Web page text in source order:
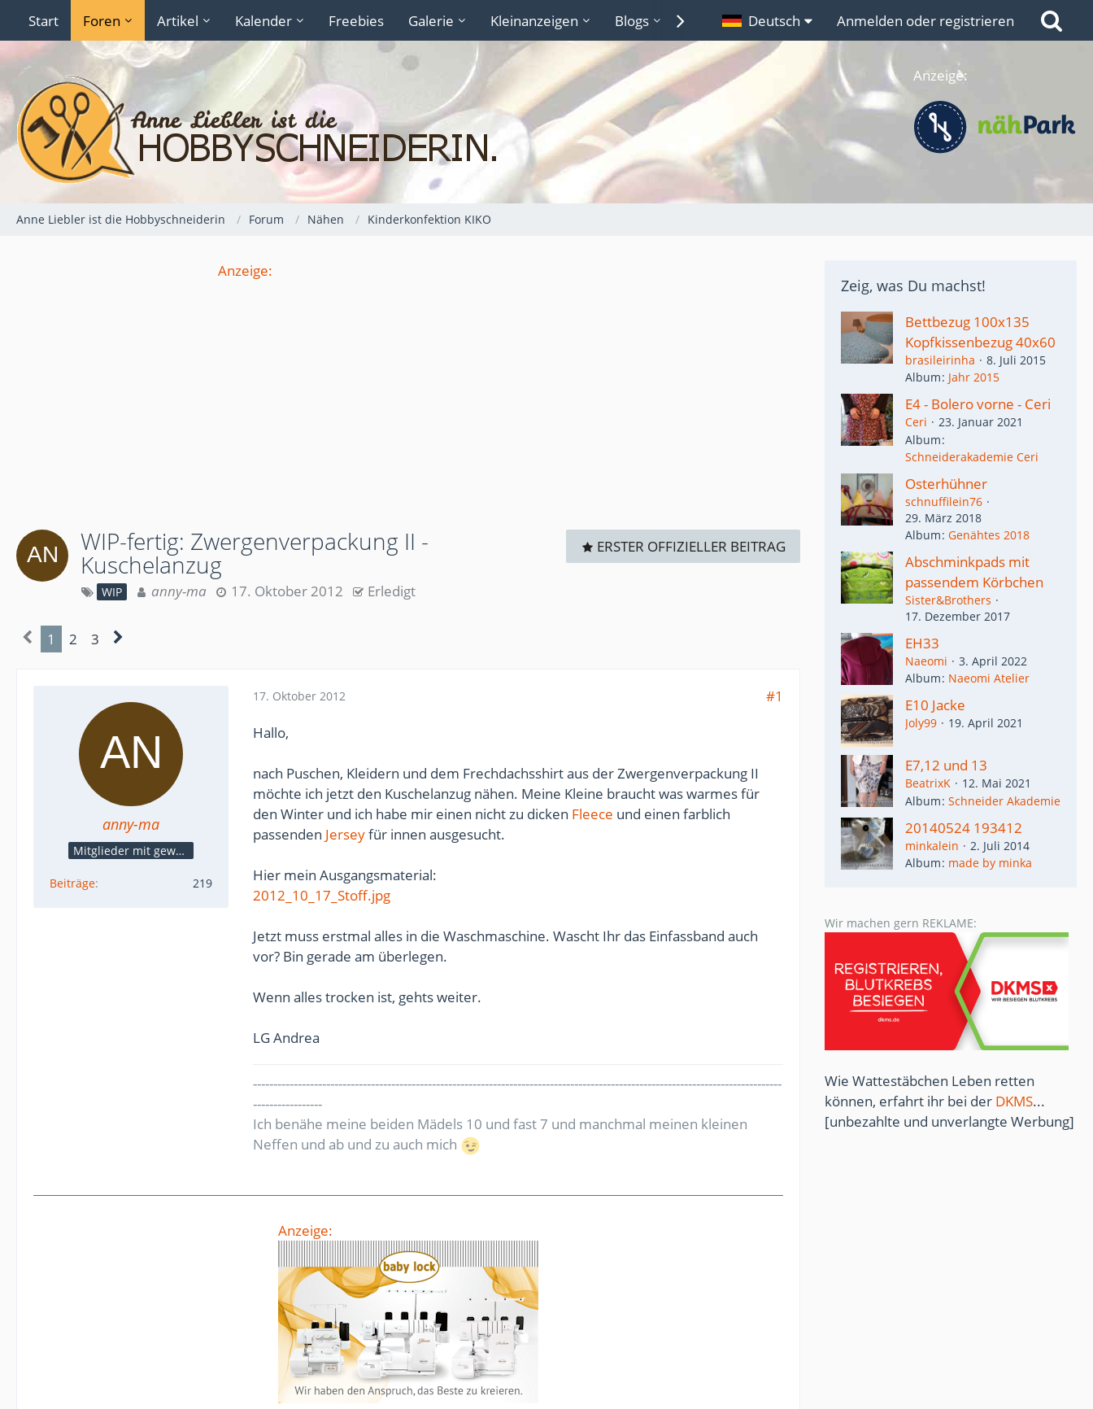
Start Foren Artikel Kalender Freebies Galerie Kleinanzeigen Blogs Lexikon Links
Deutsch Anmelden oder registrieren
Anzeige:
Anne Liebler ist die Hobbyschneiderin Forum Nähen Kinderkonfektion KIKO
Anzeige:
WIP-fertig: Zwergenverpackung II -
Kuschelanzug
WIP anny-ma 17. Oktober 2012 Erledigt
ERSTER OFFIZIELLER BEITRAG
1 2 3
anny-ma
Mitglieder mit gewerblicher Verbindung, auch als Mitarbeiter/in
Beiträge 219
17. Oktober 2012
#1
Hallo,
nach Puschen, Kleidern und dem Frechdachsshirt aus der Zwergenverpackung II
möchte ich jetzt den Kuschelanzug nähen. Meine Kleine braucht was warmes für
den Winter und ich habe mir einen nicht zu dicken Fleece und einen farblich
passenden Jerseyfür innen ausgesucht.
Hier mein Ausgangsmaterial:
2012_10_17_Stoff.jpg
Jetzt muss erstmal alles in die Waschmaschine. Wascht Ihr das Einfassband auch
vor? Bin gerade am überlegen.
Wenn alles trocken ist, gehts weiter.
LG Andrea
----------------------------------------------------------------------------------------------------------------------------------
-----------------
Ich benähe meine beiden Mädels 10 und fast 7 und manchmal meinen kleinen
Neffen und ab und zu auch mich
Anzeige:
Zeig, was Du machst!
Bettbezug 100x135
Kopfkissenbezug 40x60
brasileirinha
8. Juli 2015
Album Jahr 2015
E4 - Bolero vorne - Ceri
Ceri
23. Januar 2021
Album
Schneiderakademie Ceri
Osterhühner
schnuffilein76
29. März 2018
Album Genähtes 2018
Abschminkpads mit
passendem Körbchen
Sister&Brothers
17. Dezember 2017
EH33
Naeomi
3. April 2022
Album Naeomi Atelier
E10 Jacke
Joly99 19. April 2021
E7,12 und 13
BeatrixK
12. Mai 2021
Album Schneider Akademie
20140524 193412
minkalein
2. Juli 2014
Album made by minka
Wir machen gern REKLAME:
Wie Wattestäbchen Leben retten
können, erfahrt ihr bei der DKMS...
[unbezahlte und unverlangte Werbung]